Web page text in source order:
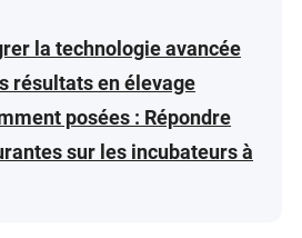
la technologie avancée
résultats en élevage
posées : Répondre
sur les incubateurs à